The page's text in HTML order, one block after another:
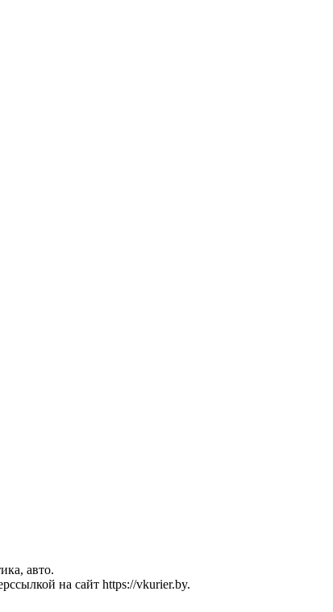
авто.
на сайт https://vkurier.by.